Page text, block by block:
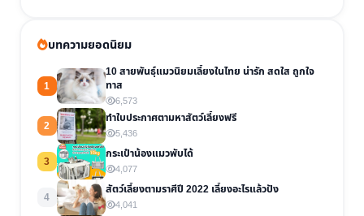
บทความยอดนิยม
1
10 สายพันธุ์แมวนิยมเลี้ยงในไทย น่ารัก สดใส ถูกใจ
ทาส
6,573
2 ทำใบประกาศตามหาสัตว์เลี้ยงฟรี
5,436
3 กระเป๋าน้องแมวพับได้
4,077
4 สัตว์เลี้ยงตามราศีปี 2022 เลี้ยงอะไรแล้วปัง
4,041